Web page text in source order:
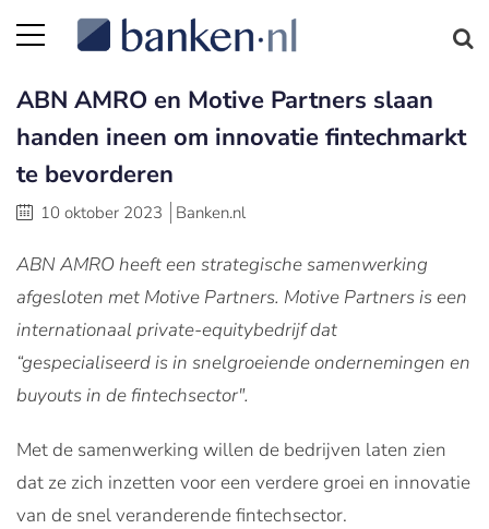
ABN AMRO en Motive Partners slaan
handen ineen om innovatie fintechmarkt
te bevorderen
10 oktober 2023 Banken.nl
ABN AMRO heeft een strategische samenwerking
afgesloten met Motive Partners. Motive Partners is een
internationaal private-equitybedrijf dat
“gespecialiseerd is in snelgroeiende ondernemingen en
buyouts in de fintechsector".
Met de samenwerking willen de bedrijven laten zien
dat ze zich inzetten voor een verdere groei en innovatie
van de snel veranderende fintechsector.